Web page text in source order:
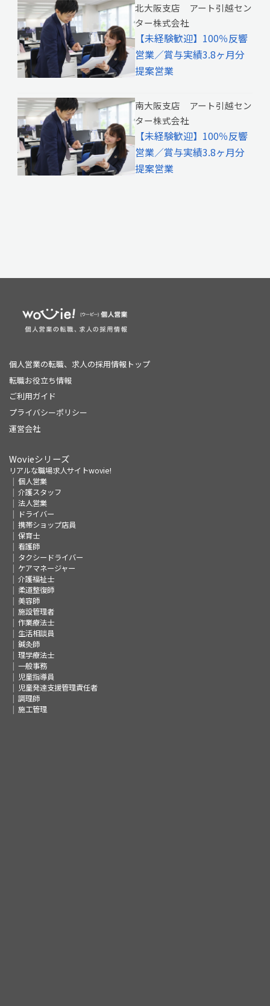
北大阪支店 アート引越セン
ター株式会社
【未経験歓迎】100％反響
営業／賞与実績3.8ヶ月分
提案営業
南大阪支店 アート引越セン
ター株式会社
【未経験歓迎】100％反響
営業／賞与実績3.8ヶ月分
提案営業
個人営業の転職、求人の採用情報トップ
転職お役立ち情報
ご利用ガイド
プライバシーポリシー
運営会社
Wovieシリーズ
リアルな職場求人サイトwovie!
個人営業
介護スタッフ
法人営業
ドライバー
携帯ショップ店員
保育士
看護師
タクシードライバー
ケアマネージャー
介護福祉士
柔道整復師
美容師
施設管理者
作業療法士
生活相談員
鍼灸師
理学療法士
一般事務
児童指導員
児童発達支援管理責任者
調理師
施工管理